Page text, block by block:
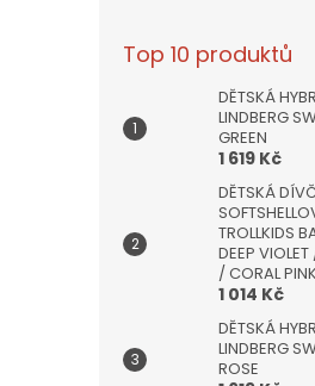
Top 10 produktů
DĚTSKÁ
LINDBERG
GREEN
1 619 Kč
DĚTSKÁ
TROLLKIDS
DEEP
/ CORAL PINK
1 014 Kč
DĚTSKÁ
LINDBERG
ROSE